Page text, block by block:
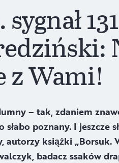
z Wami!
– tak, zdaniem
poznany. I jeszcze
książki „Borsuk.
badacz ssaków